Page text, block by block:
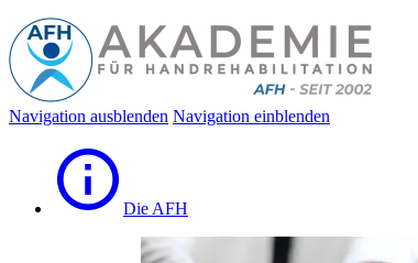
Navigation ausblenden Navigation einblenden
Die AFH